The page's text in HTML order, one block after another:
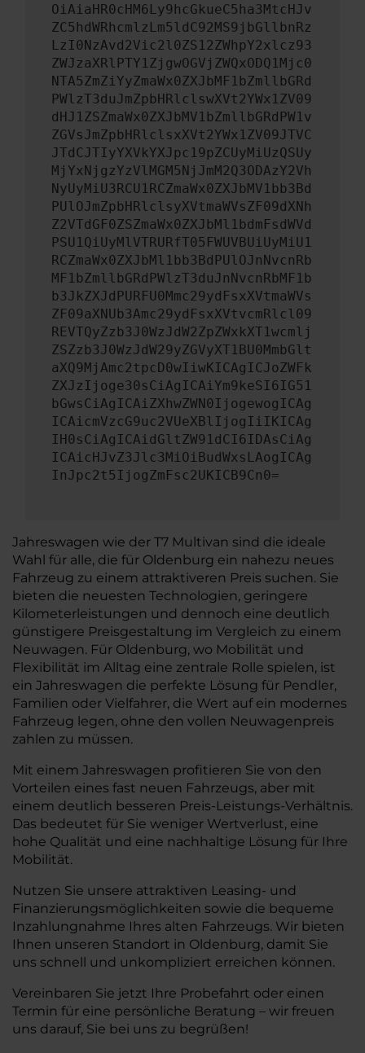
OiAiaHR0cHM6Ly9hcGkueC5ha3MtcHJv
ZC5hdWRhcmlzLm5ldC92MS9jbGllbnRz
LzI0NzAvd2Vic2l0ZS12ZWhpY2xlcz93
ZWJzaXRlPTY1ZjgwOGVjZWQxODQ1Mjc0
NTA5ZmZiYyZmaWx0ZXJbMF1bZmllbGRd
PWlzT3duJmZpbHRlclswXVt2YWx1ZV09
dHJ1ZSZmaWx0ZXJbMV1bZmllbGRdPW1v
ZGVsJmZpbHRlclsxXVt2YWx1ZV09JTVC
JTdCJTIyYXVkYXJpc19pZCUyMiUzQSUy
MjYxNjgzYzVlMGM5NjJmM2Q3ODAzY2Vh
NyUyMiU3RCU1RCZmaWx0ZXJbMV1bb3Bd
PUlOJmZpbHRlclsyXVtmaWVsZF09dXNh
Z2VTdGF0ZSZmaWx0ZXJbMl1bdmFsdWVd
PSU1QiUyMlVTRURfT05FWUVBUiUyMiU1
RCZmaWx0ZXJbMl1bb3BdPUlOJnNvcnRb
MF1bZmllbGRdPWlzT3duJnNvcnRbMF1b
b3JkZXJdPURFU0Mmc29ydFsxXVtmaWVs
ZF09aXNUb3Amc29ydFsxXVtvcmRlcl09
REVTQyZzb3J0WzJdW2ZpZWxkXT1wcmlj
ZSZzb3J0WzJdW29yZGVyXT1BU0MmbGlt
aXQ9MjAmc2tpcD0wIiwKICAgICJoZWFk
ZXJzIjoge30sCiAgICAiYm9keSI6IG51
bGwsCiAgICAiZXhwZWN0IjogewogICAg
ICAicmVzcG9uc2VUeXBlIjogIiIKICAg
IH0sCiAgICAidGltZW91dCI6IDAsCiAg
ICAicHJvZ3Jlc3MiOiBudWxsLAogICAg
InJpc2t5IjogZmFsc2UKICB9Cn0=
Jahreswagen wie der T7 Multivan sind die ideale
Wahl für alle, die für Oldenburg ein nahezu neues
Fahrzeug zu einem attraktiveren Preis suchen. Sie
bieten die neuesten Technologien, geringere
Kilometerleistungen und dennoch eine deutlich
günstigere Preisgestaltung im Vergleich zu einem
Neuwagen. Für Oldenburg, wo Mobilität und
Flexibilität im Alltag eine zentrale Rolle spielen, ist
ein Jahreswagen die perfekte Lösung für Pendler,
Familien oder Vielfahrer, die Wert auf ein modernes
Fahrzeug legen, ohne den vollen Neuwagenpreis
zahlen zu müssen.
Mit einem Jahreswagen profitieren Sie von den
Vorteilen eines fast neuen Fahrzeugs, aber mit
einem deutlich besseren Preis-Leistungs-Verhältnis.
Das bedeutet für Sie weniger Wertverlust, eine
hohe Qualität und eine nachhaltige Lösung für Ihre
Mobilität.
Nutzen Sie unsere attraktiven Leasing- und
Finanzierungsmöglichkeiten sowie die bequeme
Inzahlungnahme Ihres alten Fahrzeugs. Wir bieten
Ihnen unseren Standort in Oldenburg, damit Sie
uns schnell und unkompliziert erreichen können.
Vereinbaren Sie jetzt Ihre Probefahrt oder einen
Termin für eine persönliche Beratung – wir freuen
uns darauf, Sie bei uns zu begrüßen!